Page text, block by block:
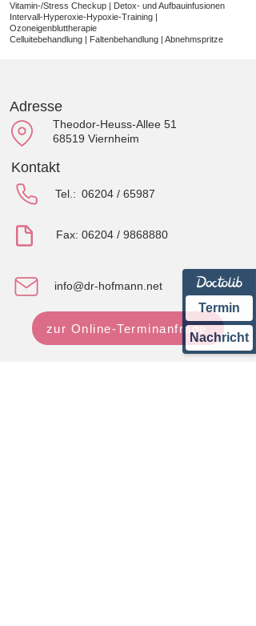
Termin
Nachricht
Vitamin-/Stress Checkup | Detox- und Aufbauinfusionen
Intervall-Hyperoxie-Hypoxie-Training |
Ozoneigenbluttherapie
Celluitebehandlung | Faltenbehandlung | Abnehmspritze
Adresse
Theodor-Heuss-Allee 51
68519 Viernheim
Kontakt
Tel.: 06204 / 65987
Fax: 06204 / 9868880
info@dr-hofmann.net
zur Online-Terminanfrage